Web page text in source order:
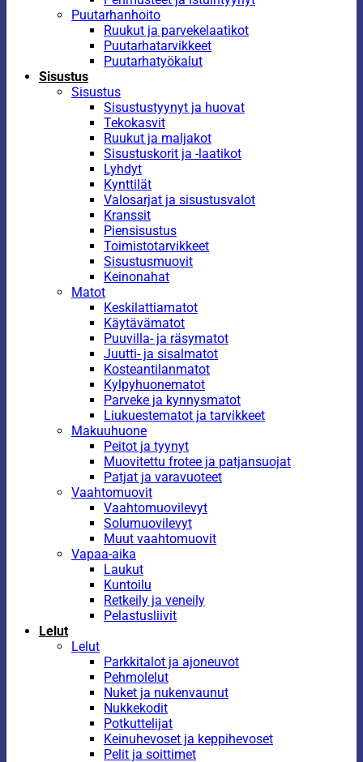
Puutarhanhoito
Ruukut ja parvekelaatikot
Puutarhatarvikkeet
Puutarhatyökalut
Sisustus
Sisustus
Sisustustyynyt ja huovat
Tekokasvit
Ruukut ja maljakot
Sisustuskorit ja -laatikot
Lyhdyt
Kynttilät
Valosarjat ja sisustusvalot
Kranssit
Piensisustus
Toimistotarvikkeet
Sisustusmuovit
Keinonahat
Matot
Keskilattiamatot
Käytävämatot
Puuvilla- ja räsymatot
Juutti- ja sisalmatot
Kosteantilanmatot
Kylpyhuonematot
Parveke ja kynnysmatot
Liukuestematot ja tarvikkeet
Makuuhuone
Peitot ja tyynyt
Muovitettu frotee ja patjansuojat
Patjat ja varavuoteet
Vaahtomuovit
Vaahtomuovilevyt
Solumuovilevyt
Muut vaahtomuovit
Vapaa-aika
Laukut
Kuntoilu
Retkeily ja veneily
Pelastusliivit
Lelut
Lelut
Parkkitalot ja ajoneuvot
Pehmolelut
Nuket ja nukenvaunut
Nukkekodit
Potkuttelijat
Keinuhevoset ja keppihevoset
Pelit ja soittimet